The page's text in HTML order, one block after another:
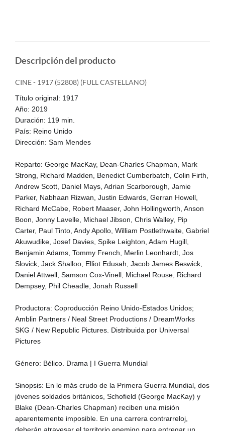
Descripción del producto
CINE - 1917 (52808) (FULL CASTELLANO)
Título original: 1917
Año: 2019
Duración: 119 min.
País: Reino Unido
Dirección: Sam Mendes
Reparto: George MacKay, Dean-Charles Chapman, Mark
Strong, Richard Madden, Benedict Cumberbatch, Colin Firth,
Andrew Scott, Daniel Mays, Adrian Scarborough, Jamie
Parker, Nabhaan Rizwan, Justin Edwards, Gerran Howell,
Richard McCabe, Robert Maaser, John Hollingworth, Anson
Boon, Jonny Lavelle, Michael Jibson, Chris Walley, Pip
Carter, Paul Tinto, Andy Apollo, William Postlethwaite, Gabriel
Akuwudike, Josef Davies, Spike Leighton, Adam Hugill,
Benjamin Adams, Tommy French, Merlin Leonhardt, Jos
Slovick, Jack Shalloo, Elliot Edusah, Jacob James Beswick,
Daniel Attwell, Samson Cox-Vinell, Michael Rouse, Richard
Dempsey, Phil Cheadle, Jonah Russell
Productora: Coproducción Reino Unido-Estados Unidos;
Amblin Partners / Neal Street Productions / DreamWorks
SKG / New Republic Pictures. Distribuida por Universal
Pictures
Género: Bélico. Drama | I Guerra Mundial
Sinopsis: En lo más crudo de la Primera Guerra Mundial, dos
jóvenes soldados británicos, Schofield (George MacKay) y
Blake (Dean-Charles Chapman) reciben una misión
aparentemente imposible. En una carrera contrarreloj,
deberán atravesar el territorio enemigo para entregar un